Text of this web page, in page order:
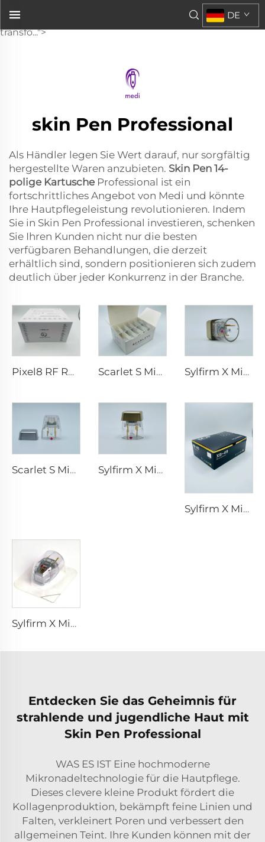
Skin Pen 14-Pin-Kartusche Professional ist ein
fortschrittliches Angebot von Medi und könnte
transfo...">
DE
skin Pen Professional
Als Händler legen Sie Wert darauf, nur sorgfältig
hergestellte Waren anzubieten. Skin Pen 14-
polige Kartusche Professional ist ein
fortschrittliches Angebot von Medi und könnte
Ihre Hautpflegeleistung revolutionieren. Indem
Sie in Skin Pen Professional investieren, schenken
Sie Ihren Kunden nicht nur die besten
verfügbaren Behandlungen, die derzeit
erhältlich sind, sondern positionieren sich zudem
deutlich über jeder Konkurrenz in der Branche.
Pixel8 RF Rohrer Aesthetic 25 49 64 Spitzen Scarlet S Microneedling RF-Bipolar-Elektroden Verbrauchsspitze 25-Pin Sylfirm X Microneedling RF-Spitzen X-25
Scarlet S Microneedling RF-Bipolar-Elektroden Verbrauchsspitze 25-Pin Sylfirm X Microneedling RF-Hautpflege Sylfirm X Spitzen X-25
Sylfirm X Microneedling RF-Hautpflege Sylfirm X Spitzen XB-49
Sylfirm X Microneedling RF-Spitze Sylfirm X XE-25 Kartusche von Viol
Entdecken Sie das Geheimnis für
strahlende und jugendliche Haut mit
Skin Pen Professional
WAS ES IST Eine hochmoderne
Mikronadeltechnologie für die Hautpflege.
Dieses clevere kleine Produkt fördert die
Kollagenproduktion, bekämpft feine Linien und
Falten, verkleinert Poren und verbessert den
allgemeinen Teint. Ihre Kunden können mit der